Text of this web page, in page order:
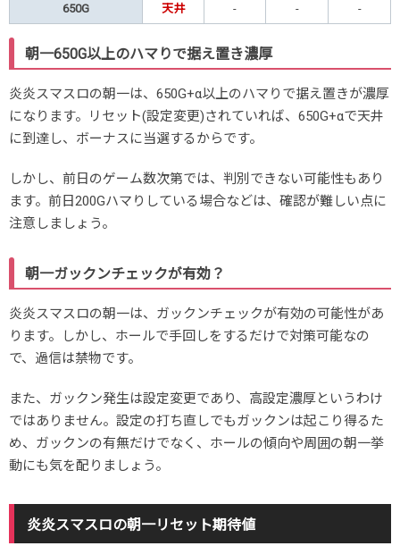
650G 天井 - - -
朝一650G以上のハマりで据え置き濃厚
炎炎スマスロの朝一は、650G+α以上のハマりで据え置きが濃厚
になります。リセット(設定変更)されていれば、650G+αで天井
に到達し、ボーナスに当選するからです。
しかし、前日のゲーム数次第では、判別できない可能性もあり
ます。前日200Gハマりしている場合などは、確認が難しい点に
注意しましょう。
朝一ガックンチェックが有効？
炎炎スマスロの朝一は、ガックンチェックが有効の可能性があ
ります。しかし、ホールで手回しをするだけで対策可能なの
で、過信は禁物です。
また、ガックン発生は設定変更であり、高設定濃厚というわけ
ではありません。設定の打ち直しでもガックンは起こり得るた
め、ガックンの有無だけでなく、ホールの傾向や周囲の朝一挙
動にも気を配りましょう。
炎炎スマスロの朝一リセット期待値